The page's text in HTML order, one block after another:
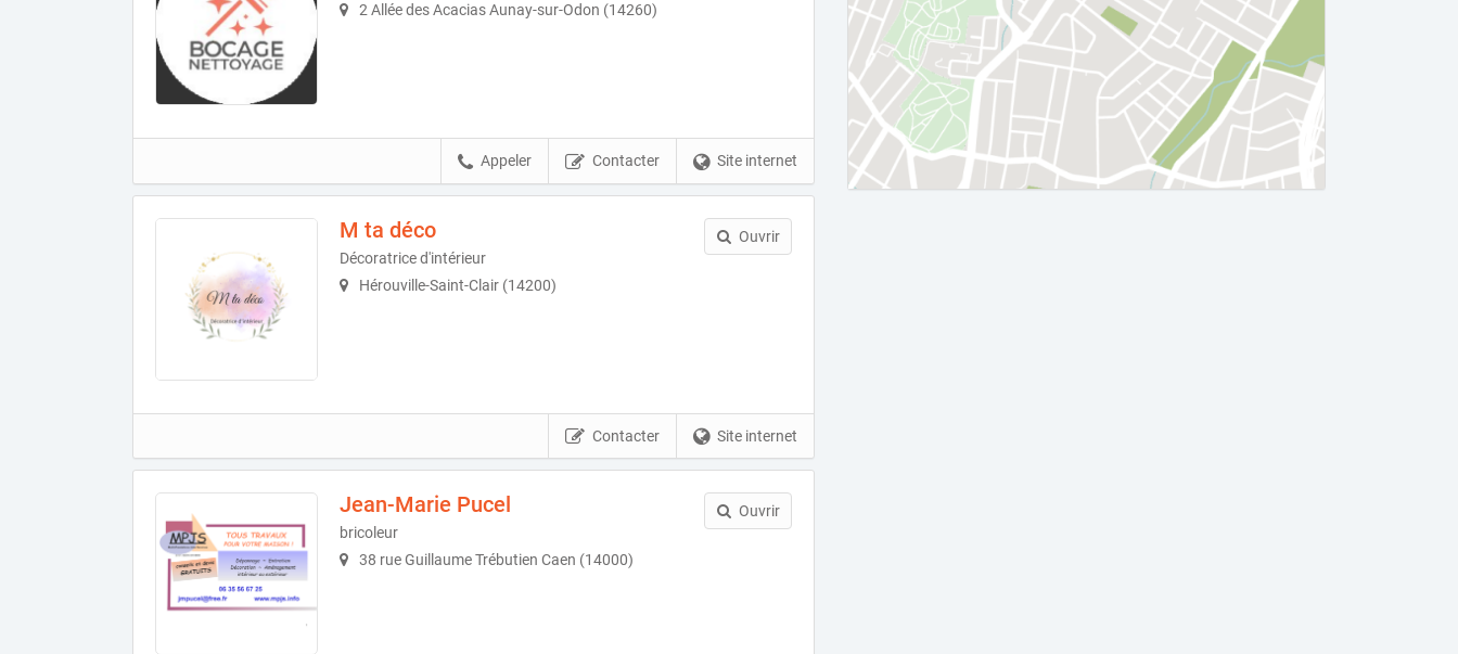
2 Allée des Acacias Aunay-sur-Odon (14260)
Site internet
Contacter
Appeler
M ta déco
Décoratrice d'intérieur
Hérouville-Saint-Clair (14200)
Ouvrir
Site internet
Contacter
Jean-Marie Pucel
bricoleur
38 rue Guillaume Trébutien Caen (14000)
Ouvrir